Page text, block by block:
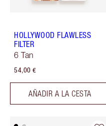
HOLLYWOOD FLAWLESS
FILTER
6 Tan
54,00 €
AÑADIR A LA CESTA